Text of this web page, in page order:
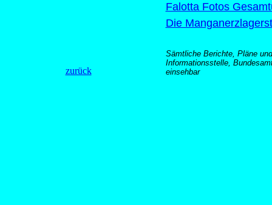
Falotta Fotos
Die
zurück
Sämtliche Berichte, Pläne
Informationsstelle,
einsehbar